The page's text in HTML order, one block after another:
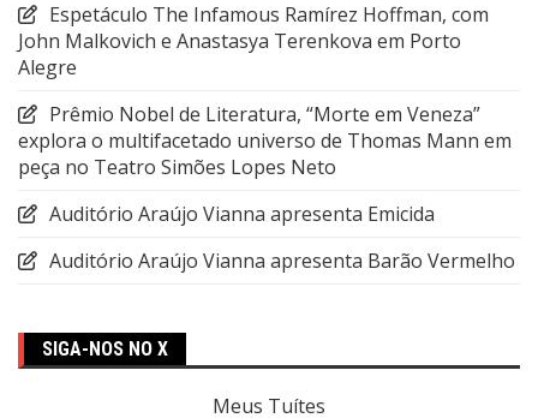
Espetáculo The Infamous Ramírez Hoffman, com
John Malkovich e Anastasya Terenkova em Porto
Alegre
Prêmio Nobel de Literatura, “Morte em Veneza”
explora o multifacetado universo de Thomas Mann em
peça no Teatro Simões Lopes Neto
Auditório Araújo Vianna apresenta Emicida
Auditório Araújo Vianna apresenta Barão Vermelho
SIGA-NOS NO X
Meus Tuítes